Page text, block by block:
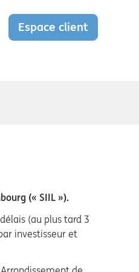
Espace client
(« SIIL »).
(au plus tard 3
investisseur et